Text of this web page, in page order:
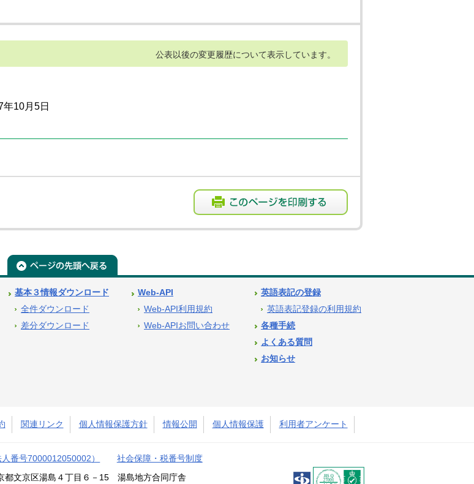
公表以後の変更履歴について表示しています。
年10月5日
基本３情報ダウンロード
全件ダウンロード
差分ダウンロード
Web-API
Web-API利用規約
Web-APIお問い合わせ
英語表記の登録
英語表記登録の利用規約
各種手続
よくある質問
お知らせ
関連リンク 個人情報保護方針 情報公開 個人情報保護 利用者アンケート
人番号7000012050002） 社会保障・税番号制度
都文京区湯島４丁目６－15 湯島地方合同庁舎